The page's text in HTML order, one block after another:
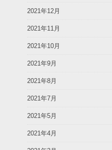
2021年12月
2021年11月
2021年10月
2021年9月
2021年8月
2021年7月
2021年5月
2021年4月